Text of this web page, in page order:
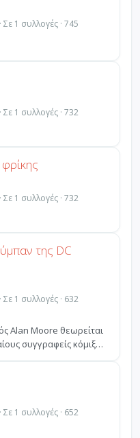
1 συλλογές · 745
1 συλλογές · 732
1 συλλογές · 732
της DC
1 συλλογές · 632
Alan Moore θεωρείται
συγγραφείς κόμιξ
1 συλλογές · 652